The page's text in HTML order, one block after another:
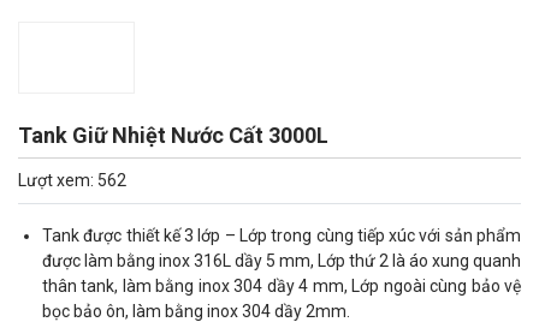
Tank Giữ Nhiệt Nước Cất 3000L
Lượt xem: 562
Tank được thiết kế 3 lớp – Lớp trong cùng tiếp xúc với sản phẩm
được làm bằng inox 316L dầy 5 mm, Lớp thứ 2 là áo xung quanh
thân tank, làm bằng inox 304 dầy 4 mm, Lớp ngoài cùng bảo vệ
bọc bảo ôn, làm bằng inox 304 dầy 2mm.